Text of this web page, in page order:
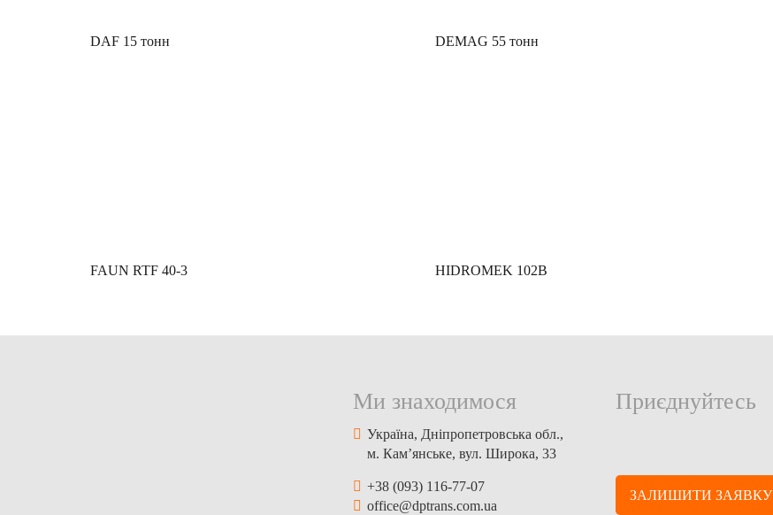
DAF 15 тонн DEMAG 55 тонн
FAUN RTF 40-3 HIDROMEK 102B
Ми знаходимося
Україна, Дніпропетровська обл.,
м. Кам’янське, вул. Широка, 33
+38 (093) 116-77-07
office@dptrans.com.ua
Приєднуйтесь
ЗАЛИШИТИ ЗАЯВКУ